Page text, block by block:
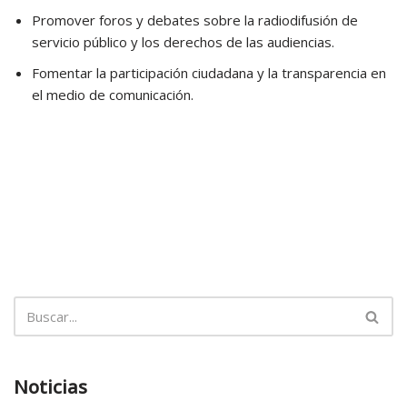
Promover foros y debates sobre la radiodifusión de
servicio público y los derechos de las audiencias.
Fomentar la participación ciudadana y la transparencia en
el medio de comunicación.
Noticias